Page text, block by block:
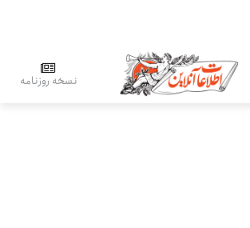
نسخه روزنامه